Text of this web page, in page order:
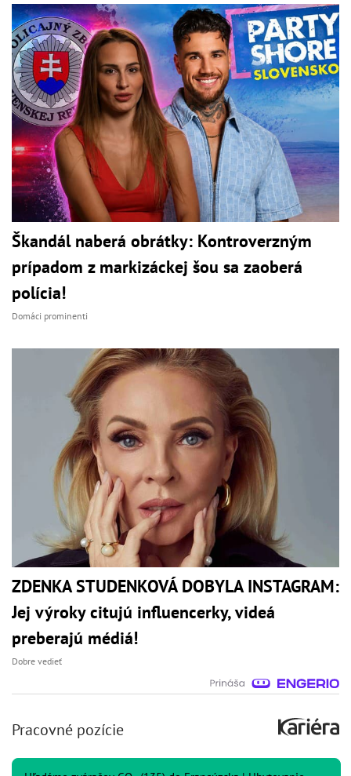
Škandál naberá obrátky: Kontroverzným
prípadom z markizáckej šou sa zaoberá
polícia!
Domáci prominenti
ZDENKA STUDENKOVÁ DOBYLA INSTAGRAM:
Jej výroky citujú influencerky, videá
preberajú médiá!
Dobre vedieť
Pracovné pozície